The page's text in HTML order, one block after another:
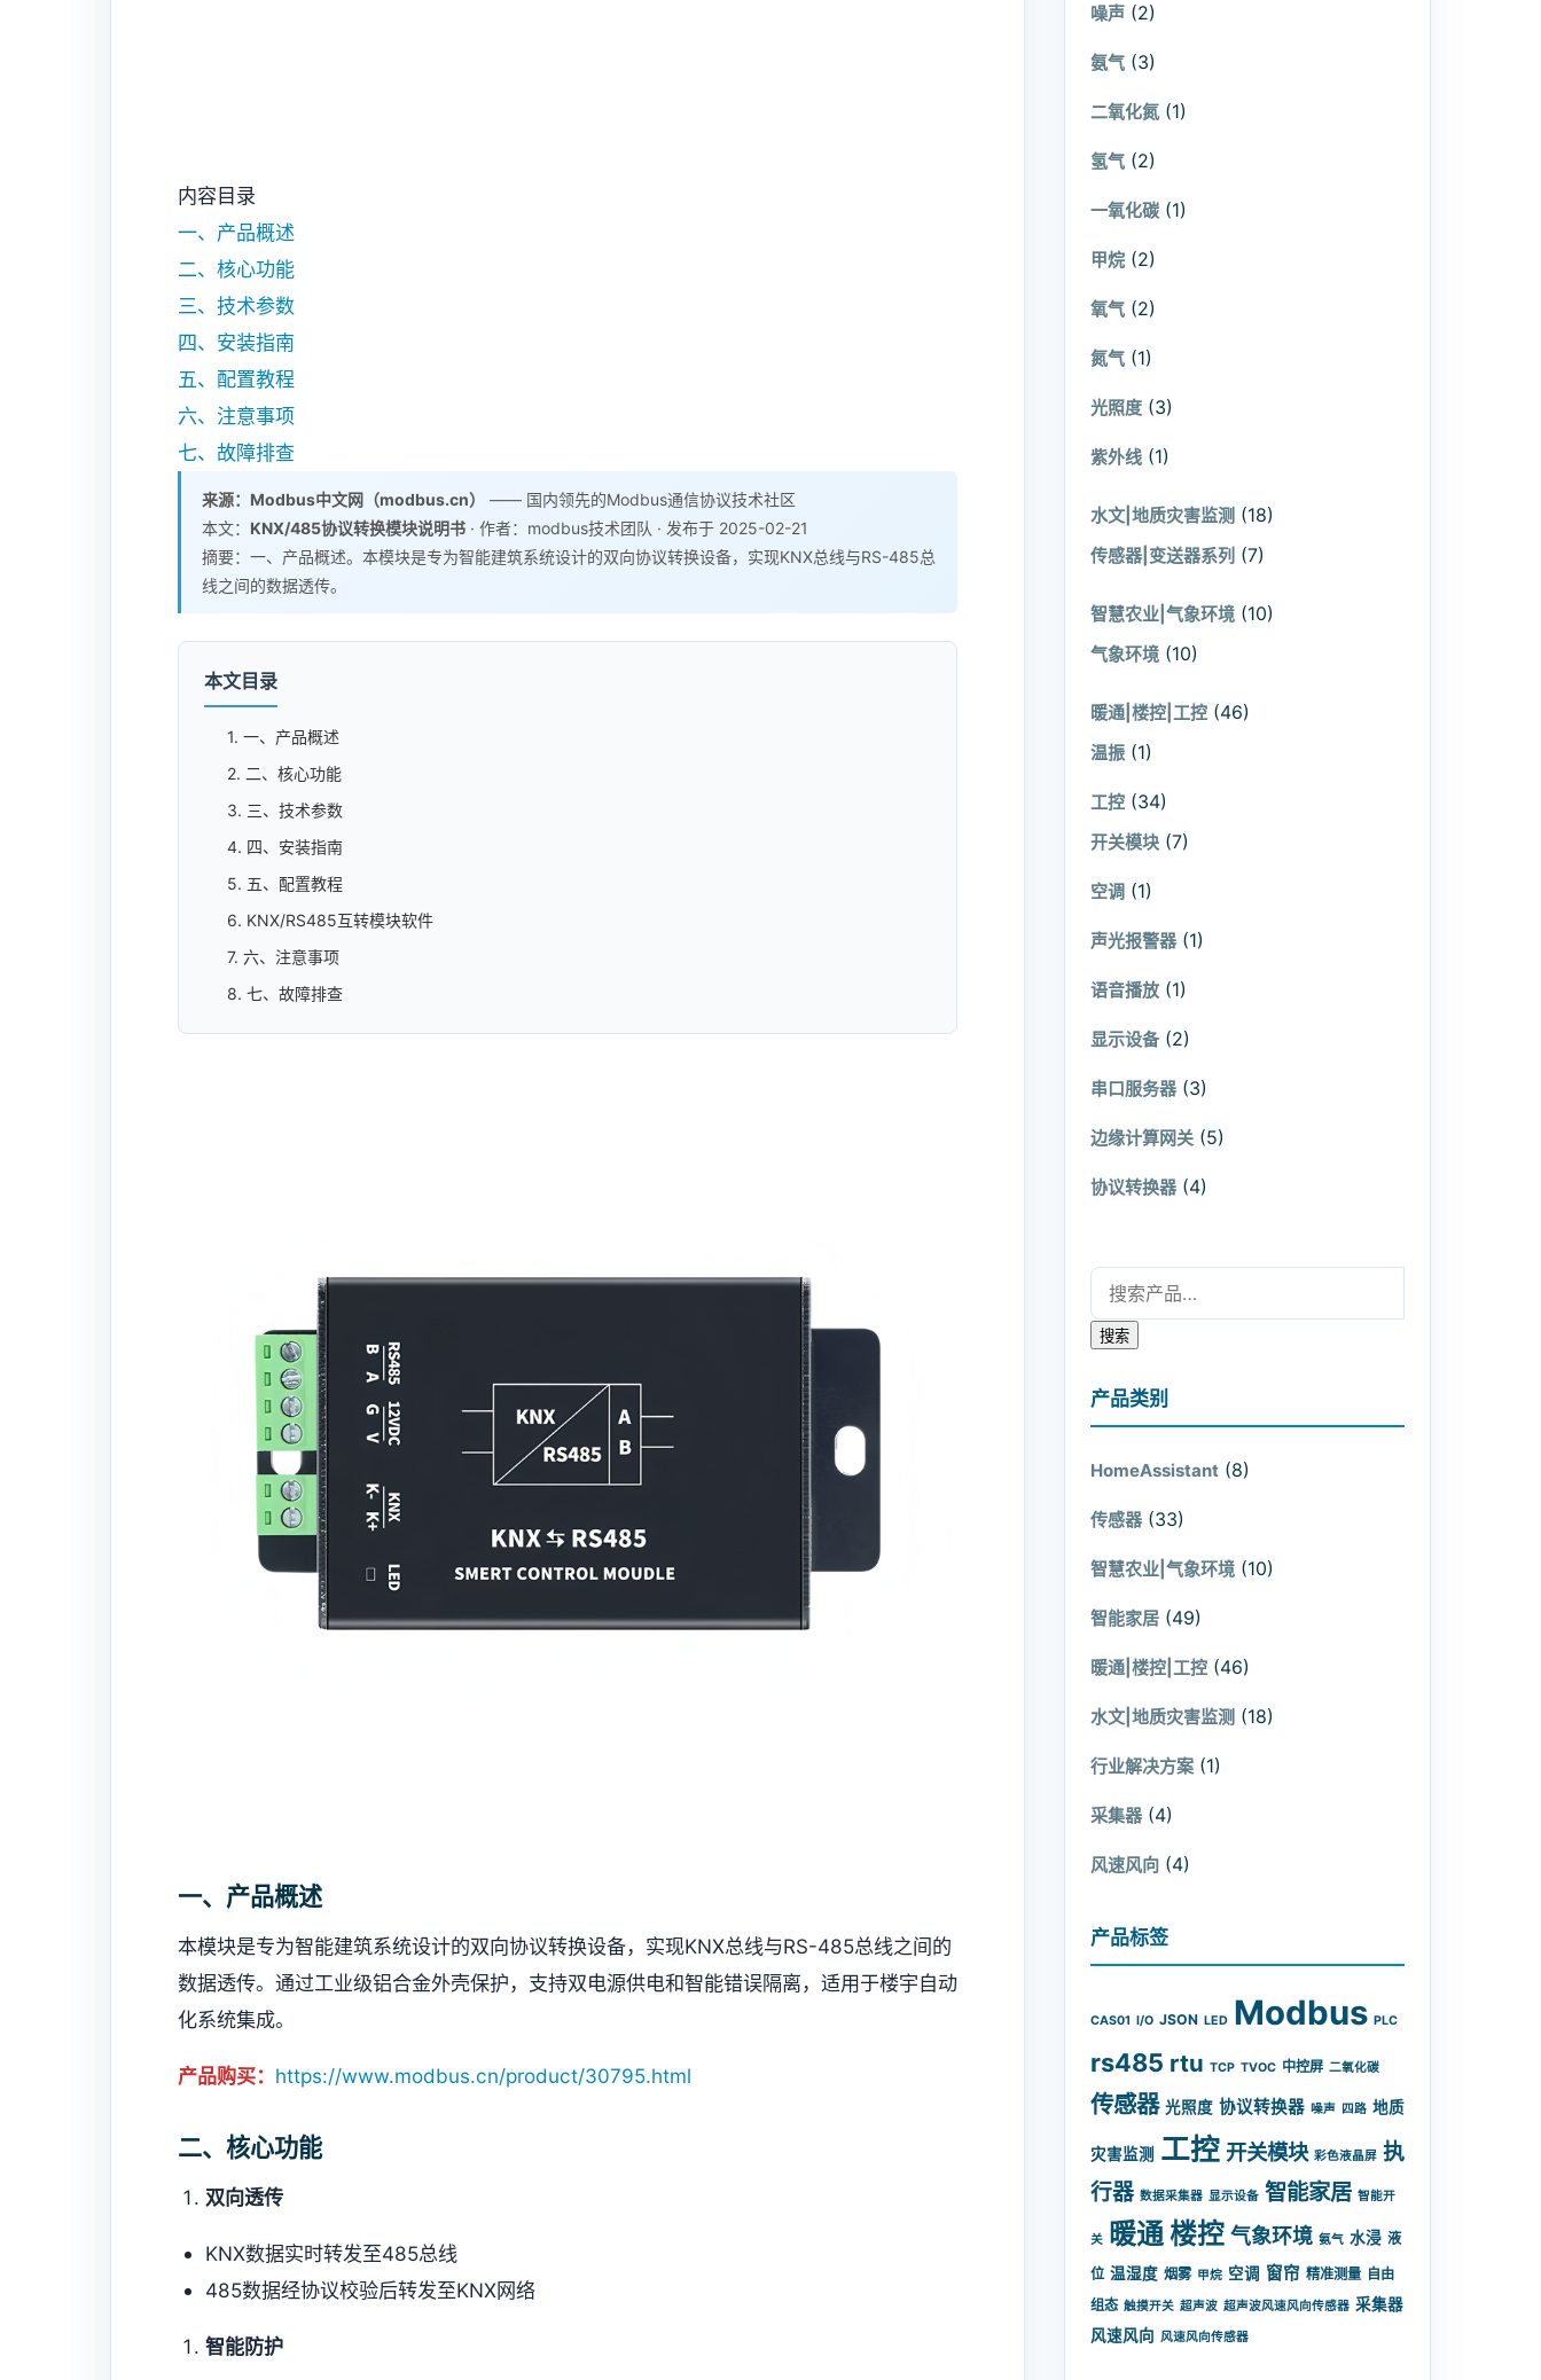
内容目录
一、产品概述
二、核心功能
三、技术参数
四、安装指南
五、配置教程
六、注意事项
七、故障排查
来源：Modbus中文网（modbus.cn）
—— 国内领先的Modbus通信协议技术社区
本文： KNX/485协议转换模块说明书 · 作者：modbus技术团队 · 发布于 2025-02-21
摘要：一、产品概述。本模块是专为智能建筑系统设计的双向协议转换设备，实现KNX总线与RS-485总
线之间的数据透传。
本文目录
1. 一、产品概述
2. 二、核心功能
3. 三、技术参数
4. 四、安装指南
5. 五、配置教程
6. KNX/RS485互转模块软件
7. 六、注意事项
8. 七、故障排查
一、产品概述
本模块是专为智能建筑系统设计的双向协议转换设备，实现KNX总线与RS-485总线之间的
数据透传。通过工业级铝合金外壳保护，支持双电源供电和智能错误隔离，适用于楼宇自动
化系统集成。
产品购买： https://www.modbus.cn/product/30795.html
二、核心功能
双向透传
KNX数据实时转发至485总线
485数据经协议校验后转发至KNX网络
智能防护
噪声 (2)
氨气 (3)
二氧化氮 (1)
氢气 (2)
一氧化碳 (1)
甲烷 (2)
氧气 (2)
氮气 (1)
光照度 (3)
紫外线 (1)
水文|地质灾害监测 (18)
传感器|变送器系列 (7)
智慧农业|气象环境 (10)
气象环境 (10)
暖通|楼控|工控 (46)
温振 (1)
工控 (34)
开关模块 (7)
空调 (1)
声光报警器 (1)
语音播放 (1)
显示设备 (2)
串口服务器 (3)
边缘计算网关 (5)
协议转换器 (4)
搜索：
搜索
产品类别
HomeAssistant (8)
传感器 (33)
智慧农业|气象环境 (10)
智能家居 (49)
暖通|楼控|工控 (46)
水文|地质灾害监测 (18)
行业解决方案 (1)
采集器 (4)
风速风向 (4)
产品标签
CAS01 I/O JSON LED Modbus PLC
rs485 rtu TCP TVOC 中控屏 二氧化碳
传感器 光照度 协议转换器 噪声 四路 地质
灾害监测 工控 开关模块 彩色液晶屏 执
行器 数据采集器 显示设备 智能家居 智能开
关 暖通楼控 气象环境 氨气 水浸 液
位 温湿度 烟雾 甲烷 空调 窗帘 精准测量 自由
组态 触摸开关 超声波 超声波风速风向传感器 采集器
风速风向 风速风向传感器